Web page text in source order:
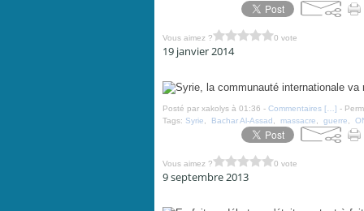
Vous aimez ? 0 vote
19 janvier 2014
Posté par xakolys à 01:36 - Commentaires [… ] -
Tags: Syrie Bachar Al-Assad massacre guerre
Vous aimez ? 0 vote
9 septembre 2013